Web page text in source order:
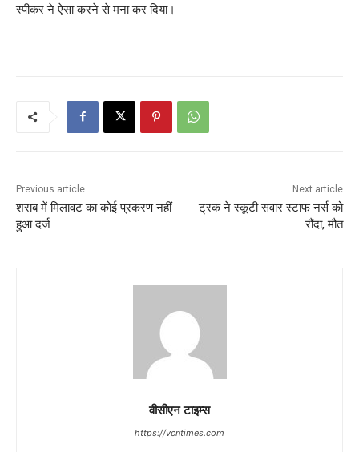
स्पीकर ने ऐसा करने से मना कर दिया।
Previous article
शराब में मिलावट का कोई प्रकरण नहीं
हुआ दर्ज
Next article
ट्रक ने स्कूटी सवार स्टाफ नर्स को
रौंदा, मौत
वीसीएन टाइम्स
https://vcntimes.com